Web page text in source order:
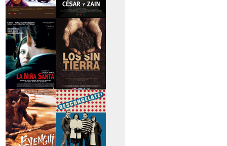
>Caravan >César y Zain
>La niña santa >Los sin tierra